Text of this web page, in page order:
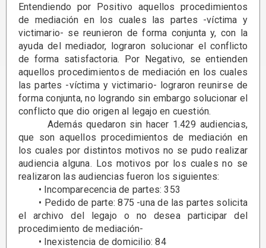
Entendiendo por Positivo aquellos procedimientos
de mediación en los cuales las partes -víctima y
victimario- se reunieron de forma conjunta y, con la
ayuda del mediador, lograron solucionar el conflicto
de forma satisfactoria. Por Negativo, se entienden
aquellos procedimientos de mediación en los cuales
las partes -víctima y victimario- lograron reunirse de
forma conjunta, no logrando sin embargo solucionar el
conflicto que dio origen al legajo en cuestión.
Además quedaron sin hacer 1.429 audiencias,
que son aquellos procedimientos de mediación en
los cuales por distintos motivos no se pudo realizar
audiencia alguna. Los motivos por los cuales no se
realizaron las audiencias fueron los siguientes:
• Incomparecencia de partes: 353
• Pedido de parte: 875 -una de las partes solicita
el archivo del legajo o no desea participar del
procedimiento de mediación-
• Inexistencia de domicilio: 84